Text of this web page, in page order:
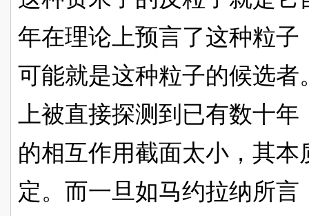
年在理论上预言了这种粒
可能就是这种粒子的候选
上被直接探测到已有数十
的相互作用截面太小，其
定。而一旦如马约拉纳所